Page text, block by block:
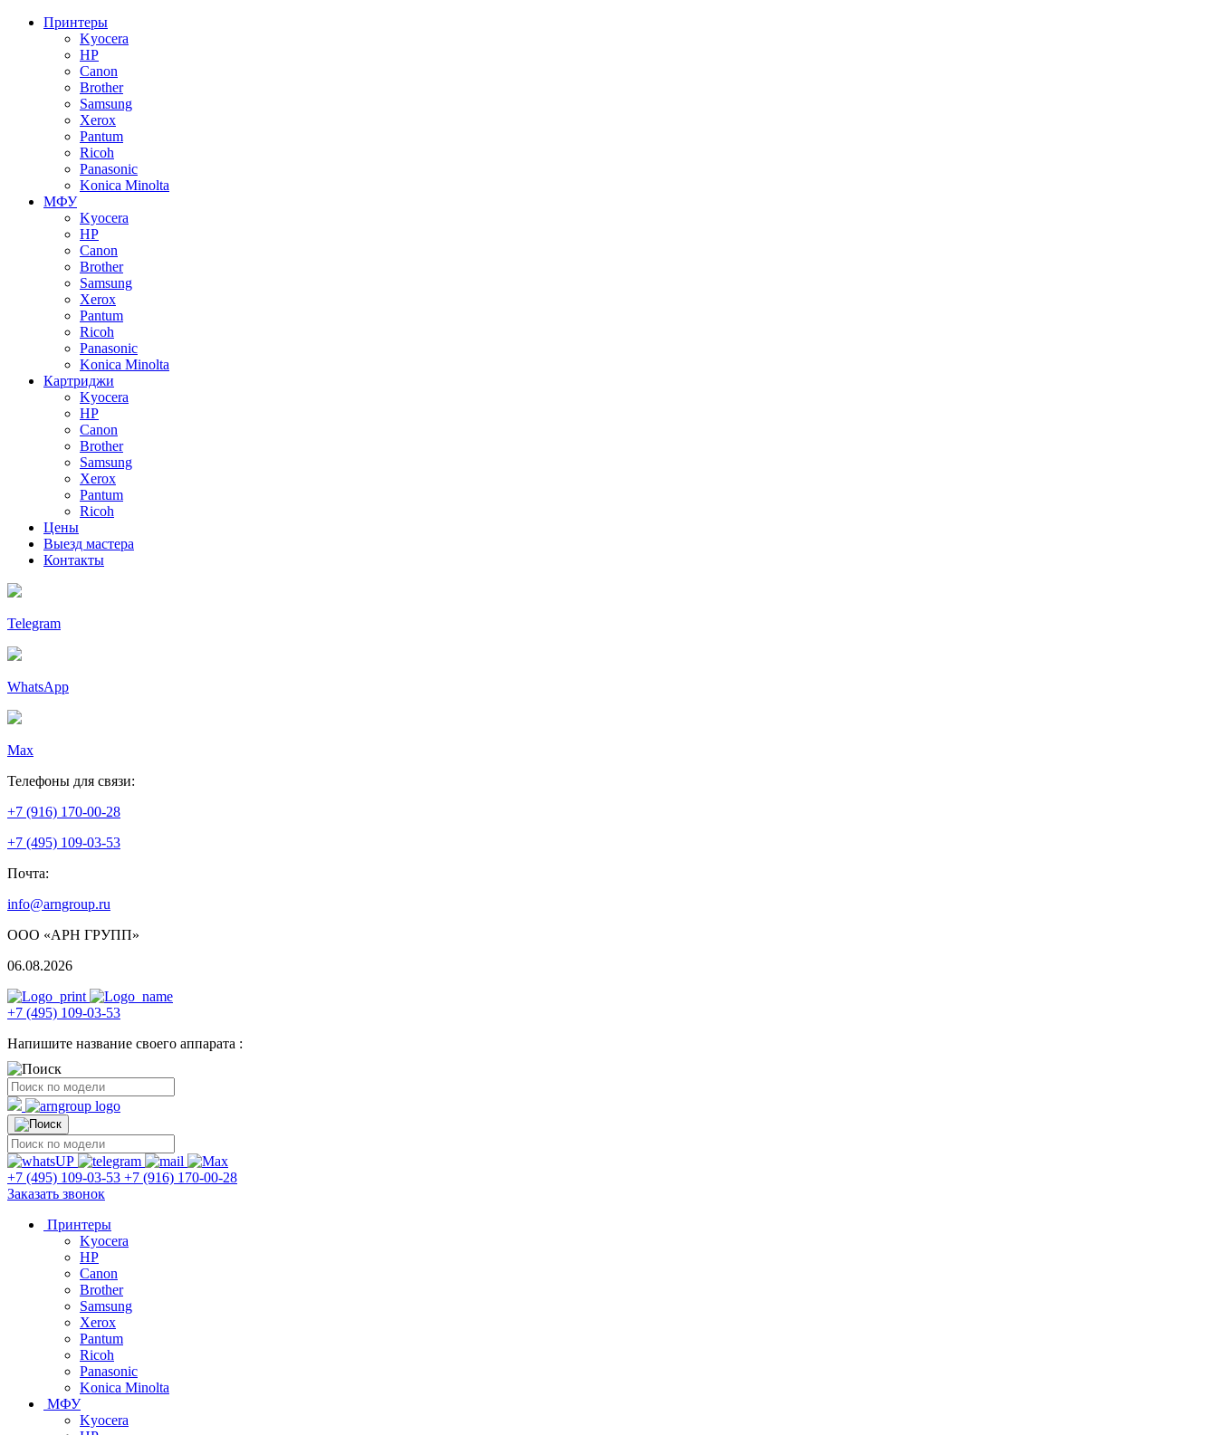
Принтеры
Kyocera
HP
Canon
Brother
Samsung
Xerox
Pantum
Ricoh
Panasonic
Konica Minolta
МФУ
Kyocera
HP
Canon
Brother
Samsung
Xerox
Pantum
Ricoh
Panasonic
Konica Minolta
Картриджи
Kyocera
HP
Canon
Brother
Samsung
Xerox
Pantum
Ricoh
Цены
Выезд мастера
Контакты
Telegram
WhatsApp
Max
Телефоны для связи:
+7 (916) 170-00-28
+7 (495) 109-03-53
Почта:
info@arngroup.ru
ООО «АРН ГРУПП»
06.08.2026
+7 (495) 109-03-53
Напишите название своего аппарата :
+7 (495) 109-03-53 +7 (916) 170-00-28
Заказать звонок
Принтеры
Kyocera
HP
Canon
Brother
Samsung
Xerox
Pantum
Ricoh
Panasonic
Konica Minolta
МФУ
Kyocera